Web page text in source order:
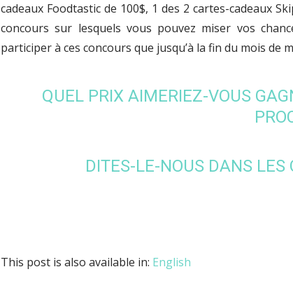
cadeaux Foodtastic de 100$, 1 des 2 cartes-cadeaux
concours sur lesquels vous pouvez miser vos
participer à ces concours que jusqu’à la fin du mois de
QUEL PRIX AIMERIEZ-VOUS
DITES-LE-NOUS DANS LES
This post is also available in: English